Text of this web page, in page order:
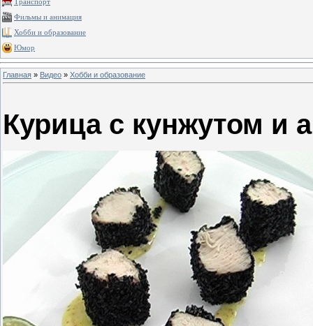
Транспорт
Фильмы и анимация
Хобби и образование
Юмор
Главная » Видео » Хобби и образование
Курица с кунжутом